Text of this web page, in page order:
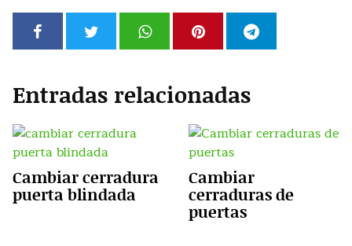
Entradas relacionadas
Cambiar cerradura
puerta blindada
Cambiar
cerraduras de
puertas